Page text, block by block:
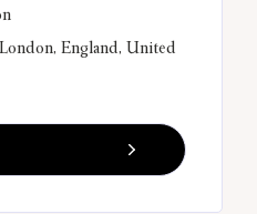
England, United